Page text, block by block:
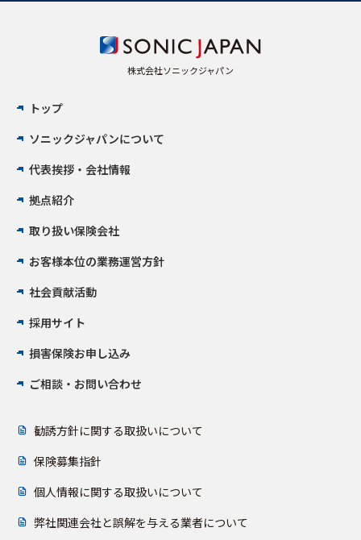
株式会社ソニックジャパン
トップ
ソニックジャパンについて
代表挨拶・会社情報
拠点紹介
取り扱い保険会社
お客様本位の業務運営方針
社会貢献活動
採用サイト
損害保険お申し込み
ご相談・お問い合わせ
勧誘方針に関する取扱いについて
保険募集指針
個人情報に関する取扱いについて
弊社関連会社と誤解を与える業者について